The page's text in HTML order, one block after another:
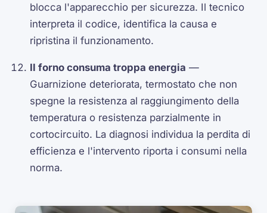
blocca l'apparecchio per sicurezza. Il tecnico
interpreta il codice, identifica la causa e
ripristina il funzionamento.
Il forno consuma troppa energia —
Guarnizione deteriorata, termostato che non
spegne la resistenza al raggiungimento della
temperatura o resistenza parzialmente in
cortocircuito. La diagnosi individua la perdita di
efficienza e l'intervento riporta i consumi nella
norma.